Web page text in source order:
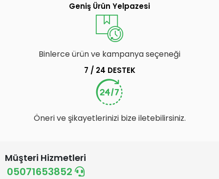
Geniş Ürün Yelpazesi
Binlerce ürün ve kampanya seçeneği
7 / 24 DESTEK
Öneri ve şikayetlerinizi bize iletebilirsiniz.
Müşteri Hizmetleri
05071653852